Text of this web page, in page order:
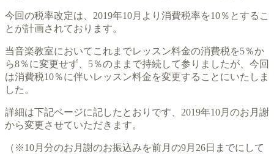
今回の税率改定は、2019年10月より消費税率を10％とするこ
とが計画されております。
当音楽教室においてこれまでレッスン料金の消費税を5％か
ら8％に変更せず、5％のままで持続して参りましたが、今回
は消費税10％に伴いレッスン料金を変更することにいたしま
した。
詳細は下記ページに記したとおりです、2019年10月のお月謝
から変更させていただきます。
（※10月分のお月謝のお振込みを前月の9月26日までにして